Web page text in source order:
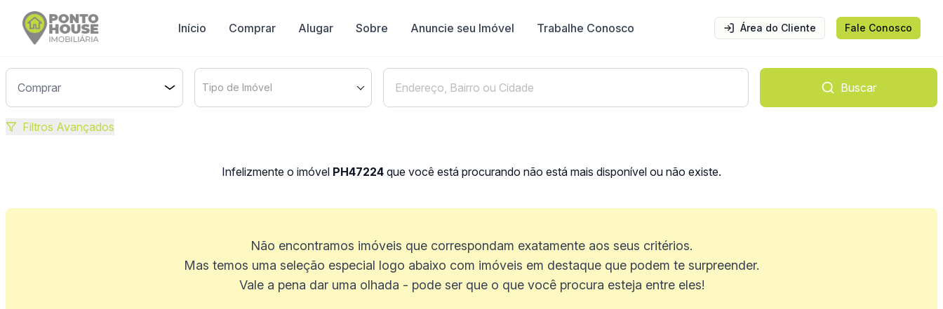
Início Comprar Alugar Sobre Anuncie seu Imóvel Trabalhe Conosco Área do Cliente Fale Conosco
Tipo de Imóvel Buscar
Filtros Avançados
Infelizmente o imóvel PH47224 que você está procurando não está mais disponível ou não existe.
Não encontramos imóveis que correspondam exatamente aos seus critérios.
Mas temos uma seleção especial logo abaixo com imóveis em destaque que podem te surpreender.
Vale a pena dar uma olhada - pode ser que o que você procura esteja entre eles!